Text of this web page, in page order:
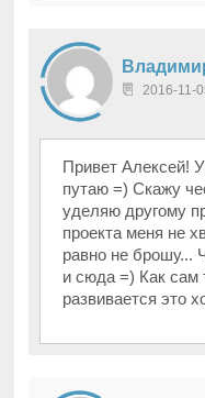
2016-11-
Привет Алексей!
путаю =) Скажу
уделяю другому
проекта меня не
равно не брошу...
и сюда =) Как сам
развивается это